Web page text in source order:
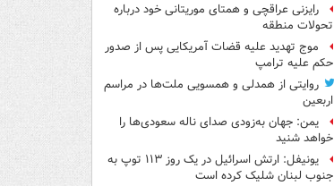
رایزنی عراقچی و همتای موریتانی خود درباره
تحولات منطقه
موج تهدید علیه قضات آمریکایی پس از صدور
حکم علیه ترامپ
روایتی از همدلی و همسویی ملت‌ها در مراسم
اربعین
یمن: جهان به‌زودی صدای ناله سعودی‌ها را
خواهد شنید
یونیفل: ارتش اسرائیل در یک روز ۱۱۳ توپ به
جنوب لبنان شلیک کرده است